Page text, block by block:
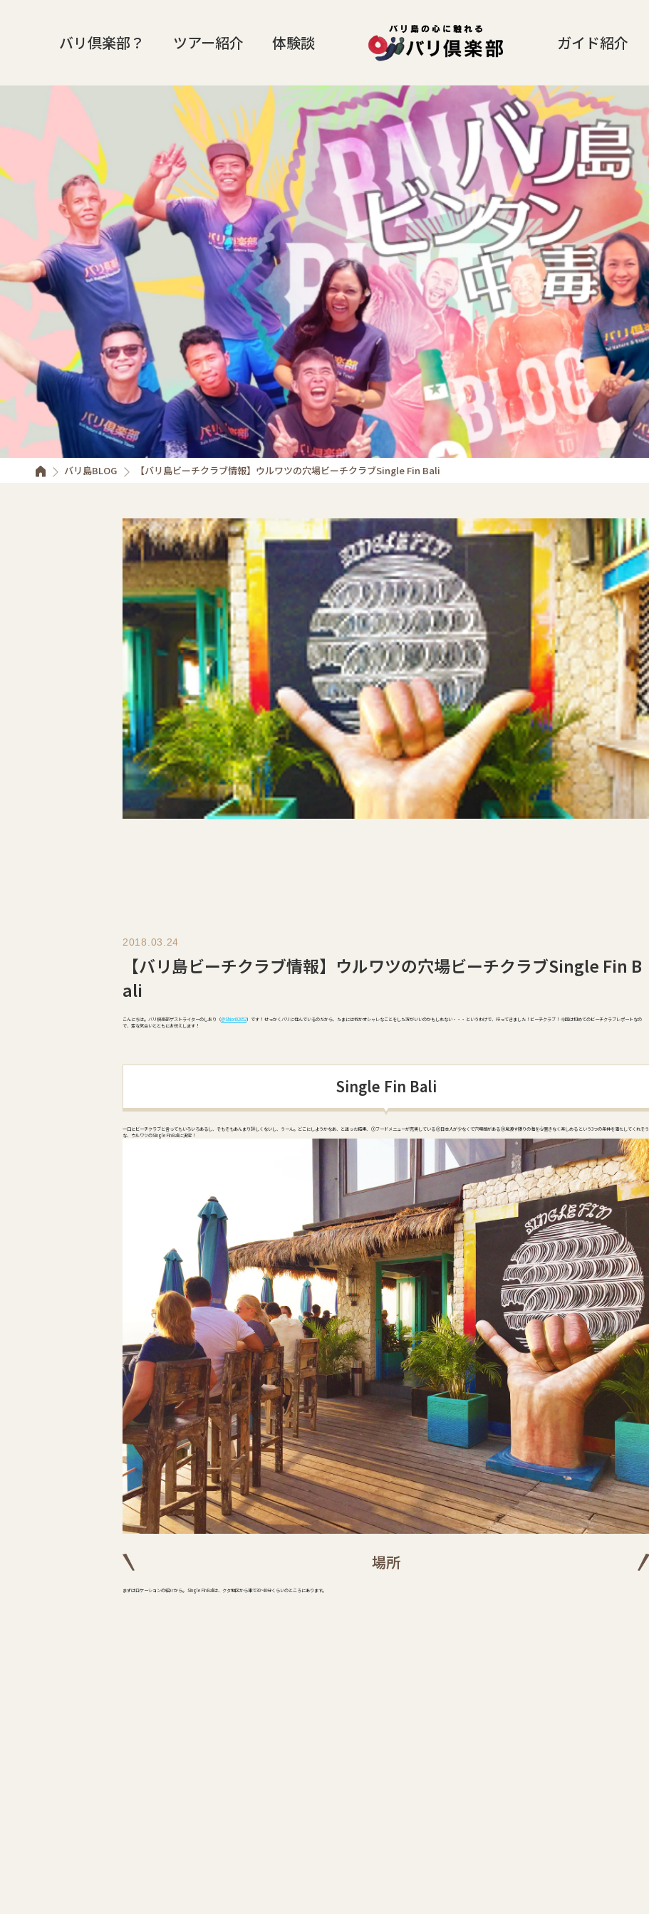
バリ倶楽部？ ツアー紹介 体験談 ガイド紹介
バリ島BLOG 【バリ島ビーチクラブ情報】ウルワツの穴場ビーチクラブSingle Fin Bali
2018.03.24
【バリ島ビーチクラブ情報】ウルワツの穴場ビーチクラブSingle Fin B
ali
こんにちは。バリ倶楽部ゲストライターのしおり（＠Shiori02052）です！ せっかくバリに住んでいるのだから、たまには何かオシャレなことをした方がいいのかもしれない・・・ というわけで、行ってきました！ビーチクラブ！ 今回は初めてのビーチクラブレポートなの
で、変な気合いとともにお伝えします！
Single Fin Bali
一口にビーチクラブと言ってもいろいろあるし、そもそもあんまり詳しくないし、うーん。どこにしようかなあ、と迷った結果、 ①フードメニューが充実している ②日本人が少なくて穴場感がある ③見渡す限りの海を心置きなく楽しめる という3つの条件を満たしてくれそう
な、ウルワツのSingle Fin Baliに決定！
場所
まずはロケーションの紹介から。 Single Fin Baliは、クタ地区から車で30~40分くらいのところにあります。